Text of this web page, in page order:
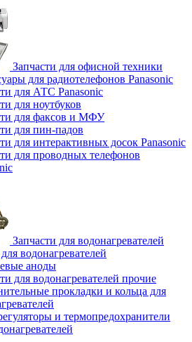
Запчасти для офисной техники
для радиотелефонов Panasonic
для АТС Panasonic
для ноутбуков
для факсов и МФУ
для пин-падов
для интерактивных досок Panasonic
для проводных телефонов
Запчасти для водонагревателей
водонагревателей
аноды
для водонагревателей прочие
прокладки и кольца для
и термопредохранители